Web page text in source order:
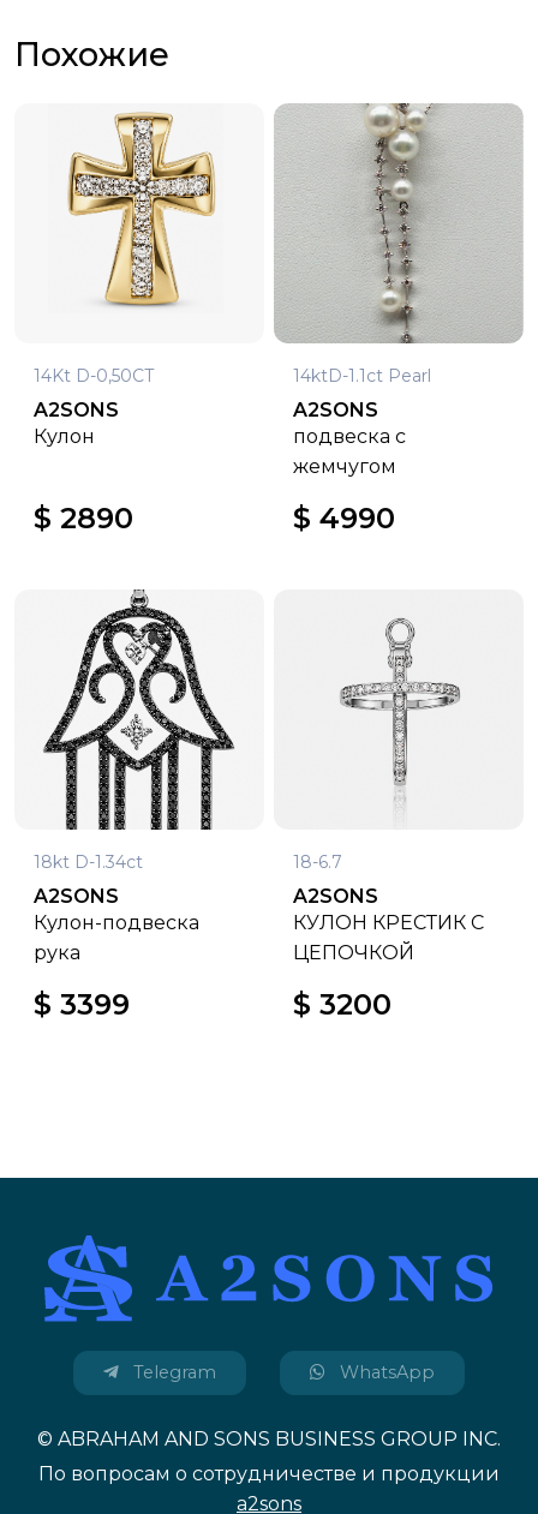
Похожие
14Kt D-0,50CT
A2SONS
Кулон
$ 2890
14ktD-1.1ct Pearl
A2SONS
подвеска с
жемчугом
$ 4990
18kt D-1.34ct
A2SONS
Кулон-подвеска
рука
$ 3399
18-6.7
A2SONS
КУЛОН КРЕСТИК С
ЦЕПОЧКОЙ
$ 3200
Telegram WhatsApp
© ABRAHAM AND SONS BUSINESS GROUP INC.
По вопросам о сотрудничестве и продукции
a2sons